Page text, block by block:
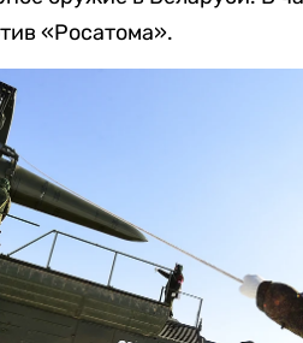
«Росатома».